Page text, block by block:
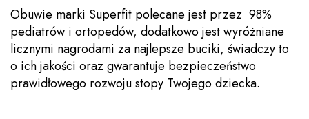
Obuwie marki Superfit polecane jest przez 98%
pediatrów i ortopedów, dodatkowo jest wyróżniane
licznymi nagrodami za najlepsze buciki, świadczy to
o ich jakości oraz gwarantuje bezpieczeństwo
prawidłowego rozwoju stopy Twojego dziecka.